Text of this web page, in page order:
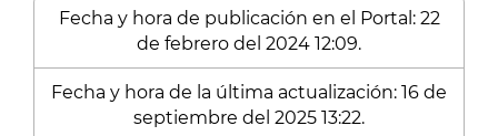
Fecha y hora de publicación en el Portal: 22
de febrero del 2024 12:09.
Fecha y hora de la última actualización: 16 de
septiembre del 2025 13:22.